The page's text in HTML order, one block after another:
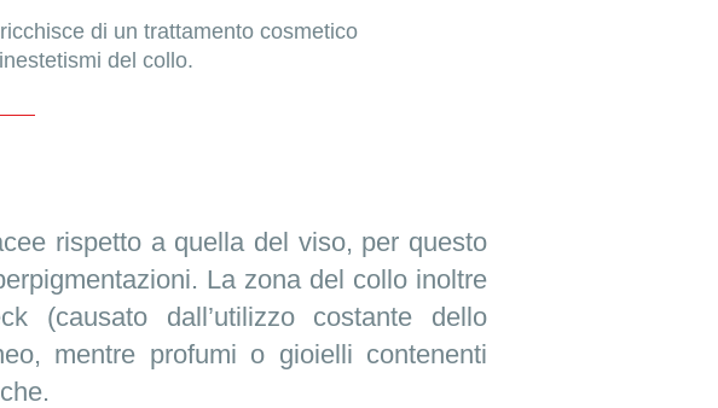
di un trattamento cosmetico
del collo.
rispetto a quella del viso, per questo
La zona del collo inoltre
(causato dall’utilizzo costante dello
mentre profumi o gioielli contenenti